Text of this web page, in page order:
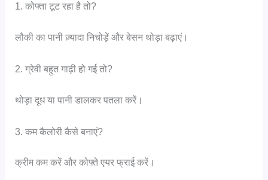
1. कोफ्ता टूट रहा है तो?
लौकी का पानी ज़्यादा निचोड़ें और बेसन थोड़ा बढ़ाएं।
2. ग्रेवी बहुत गाढ़ी हो गई तो?
थोड़ा दूध या पानी डालकर पतला करें।
3. कम कैलोरी कैसे बनाएं?
क्रीम कम करें और कोफ्ते एयर फ्राई करें।